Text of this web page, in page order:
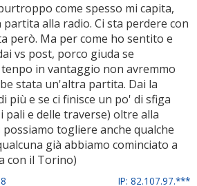
come spesso mi capita,
alla radio. Ci sta perdere con
però. Ma per come ho sentito e
vs post, porco giuda se
in vantaggio non avremmo
stata un'altra partita. Dai la
più e se ci finisce un po' di sfiga
pali e delle traverse) oltre alla
togliere anche qualche
già abbiamo cominciato a
con il Torino)
IP: 82.107.97.***